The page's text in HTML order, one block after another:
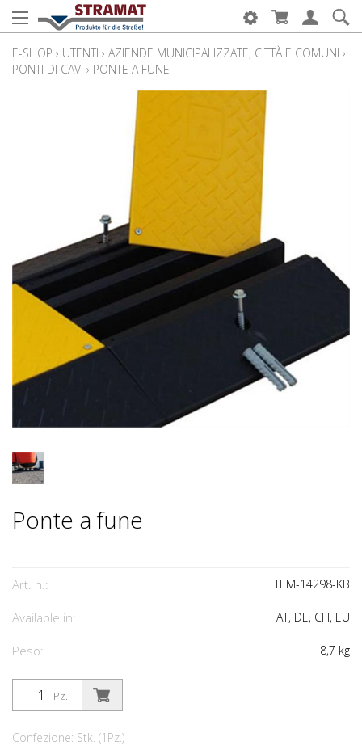
E-SHOP › UTENTI › AZIENDE MUNICIPALIZZATE, CITTÀ E COMUNI ›
PONTI DI CAVI › PONTE A FUNE
Ponte a fune
Art. n.: TEM-14298-KB
Available in: AT, DE, CH, EU
Peso: 8,7 kg
Pz.
Confezione: Stk. (1Pz.)